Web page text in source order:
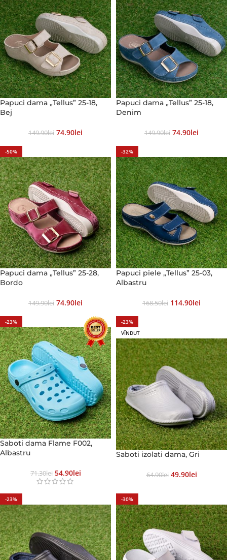
Papuci dama „Tellus” 25-18,
Bej
149.90Lei 74.90Lei
Papuci dama „Tellus” 25-18,
Denim
149.90Lei 74.90Lei
-50%
Papuci dama „Tellus” 25-28,
Bordo
149.90Lei 74.90Lei
-32%
Papuci piele „Tellus” 25-03,
Albastru
168.50Lei 114.90Lei
-23%
Saboti dama Flame F002,
Albastru
71.30Lei 54.90Lei
-23%
VÎNDUT
Saboti izolati dama, Gri
64.90Lei 49.90Lei
-23% -30%